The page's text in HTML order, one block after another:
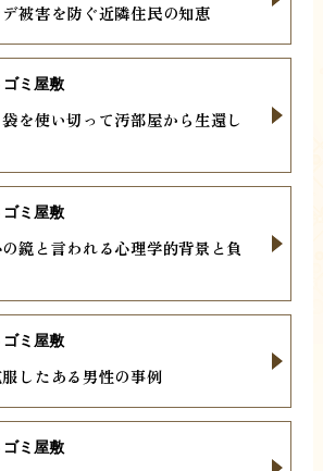
被害を防ぐ近隣住民の知恵
を使い切って汚部屋から生還し
ゴミ屋敷
鏡と言われる心理学的背景と負
ゴミ屋敷
したある男性の事例
ゴミ屋敷
ゴミ屋敷